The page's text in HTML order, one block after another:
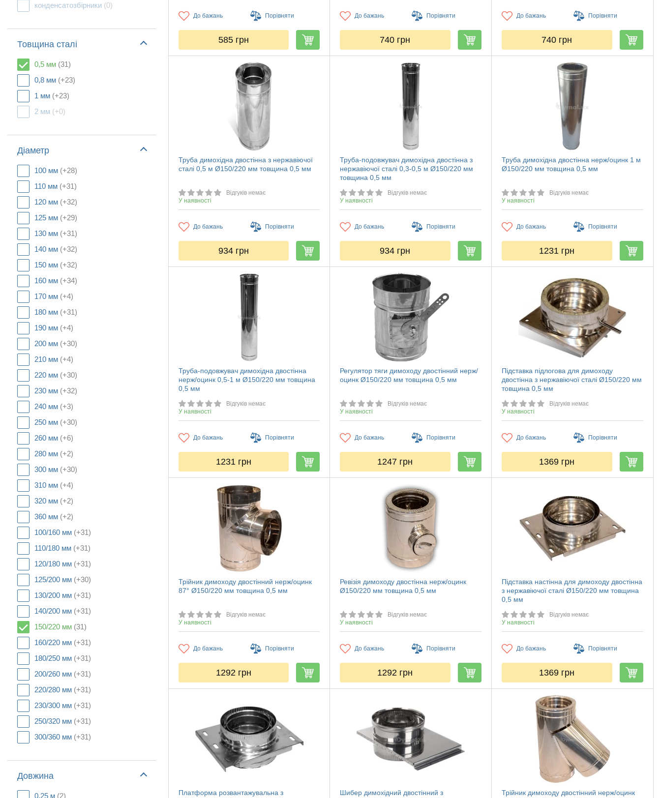
конденсатозбірники (0)
Товщина сталі
0,5 мм (31)
0,8 мм (+23)
1 мм (+23)
2 мм (+0)
Діаметр
100 мм (+28)
110 мм (+31)
120 мм (+32)
125 мм (+29)
130 мм (+31)
140 мм (+32)
150 мм (+32)
160 мм (+34)
170 мм (+4)
180 мм (+31)
190 мм (+4)
200 мм (+30)
210 мм (+4)
220 мм (+30)
230 мм (+32)
240 мм (+3)
250 мм (+30)
260 мм (+6)
280 мм (+2)
300 мм (+30)
310 мм (+4)
320 мм (+2)
360 мм (+2)
100/160 мм (+31)
110/180 мм (+31)
120/180 мм (+31)
125/200 мм (+30)
130/200 мм (+31)
140/200 мм (+31)
150/220 мм (31)
160/220 мм (+31)
180/250 мм (+31)
200/260 мм (+31)
220/280 мм (+31)
230/300 мм (+31)
250/320 мм (+31)
300/360 мм (+31)
Довжина
0,25 м (2)
До бажань Порівняти
585 грн
До бажань Порівняти
740 грн
До бажань Порівняти
740 грн
Труба димохідна двостінна з нержавіючої
сталі 0,5 м Ø150/220 мм товщина 0,5 мм
Відгуків немає
У наявності
До бажань Порівняти
934 грн
Труба-подовжувач димохідна двостінна з
нержавіючої сталі 0,3-0,5 м Ø150/220 мм
товщина 0,5 мм
Відгуків немає
У наявності
До бажань Порівняти
934 грн
Труба димохідна двостінна нерж/оцинк 1 м
Ø150/220 мм товщина 0,5 мм
Відгуків немає
У наявності
До бажань Порівняти
1231 грн
Труба-подовжувач димохідна двостінна
нерж/оцинк 0,5-1 м Ø150/220 мм товщина
0,5 мм
Відгуків немає
У наявності
До бажань Порівняти
1231 грн
Регулятор тяги димоходу двостінний нерж/
оцинк Ø150/220 мм товщина 0,5 мм
Відгуків немає
У наявності
До бажань Порівняти
1247 грн
Підставка підлогова для димоходу
двостінна з нержавіючої сталі Ø150/220 мм
товщина 0,5 мм
Відгуків немає
У наявності
До бажань Порівняти
1369 грн
Трійник димоходу двостінний нерж/оцинк
87° Ø150/220 мм товщина 0,5 мм
Відгуків немає
У наявності
До бажань Порівняти
1292 грн
Ревізія димоходу двостінна нерж/оцинк
Ø150/220 мм товщина 0,5 мм
Відгуків немає
У наявності
До бажань Порівняти
1292 грн
Підставка настінна для димоходу двостінна
з нержавіючої сталі Ø150/220 мм товщина
0,5 мм
Відгуків немає
У наявності
До бажань Порівняти
1369 грн
Платформа розвантажувальна з
Шибер димохідний двостінний з
Трійник димоходу двостінний нерж/оцинк